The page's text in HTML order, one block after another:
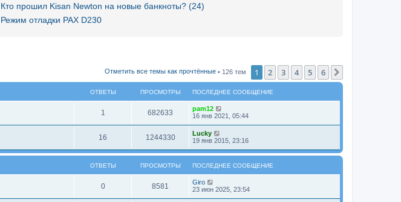
Кто прошил Kisan Newton на новые банкноты? (24)
Режим отладки PAX D230
Отметить все темы как прочтённые • 126 тем 1 2 3 4 5 6
ОТВЕТЫ ПРОСМОТРЫ ПОСЛЕДНЕЕ СООБЩЕНИЕ
1 682633
pam12
16 янв 2021, 05:44
16 1244330
Lucky
19 янв 2015, 23:16
ОТВЕТЫ ПРОСМОТРЫ ПОСЛЕДНЕЕ СООБЩЕНИЕ
0 8581
Giro
23 июн 2025, 23:54